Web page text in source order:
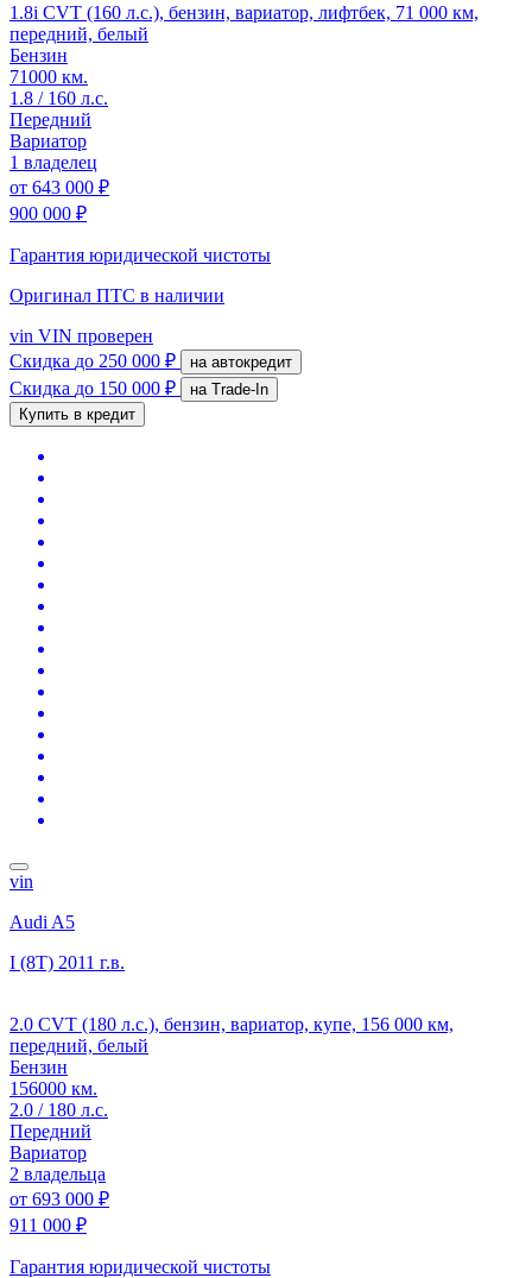
1.8i CVT (160 л.с.), бензин, вариатор, лифтбек, 71 000 км,
передний, белый
Бензин
71000 км.
1.8 / 160 л.с.
Передний
Вариатор
1 владелец
от 643 000 ₽
900 000 ₽
Гарантия юридической чистоты
Оригинал ПТС в наличии
vin VIN проверен
Скидка до 250 000 ₽ на автокредит
Скидка до 150 000 ₽
на Trade-In
Купить в кредит
vin
Audi A5
I (8T) 2011 г.в.
2.0 CVT (180 л.с.), бензин, вариатор, купе, 156 000 км,
передний, белый
Бензин
156000 км.
2.0 / 180 л.с.
Передний
Вариатор
2 владельца
от 693 000 ₽
911 000 ₽
Гарантия юридической чистоты